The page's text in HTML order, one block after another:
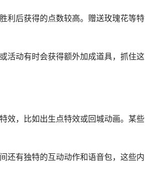
利后获得的点数较高。赠送玫瑰花等特
活动有时会获得额外加成道具，抓住这
效，比如出生点特效或回城动画。某些
还有独特的互动动作和语音包，这些内